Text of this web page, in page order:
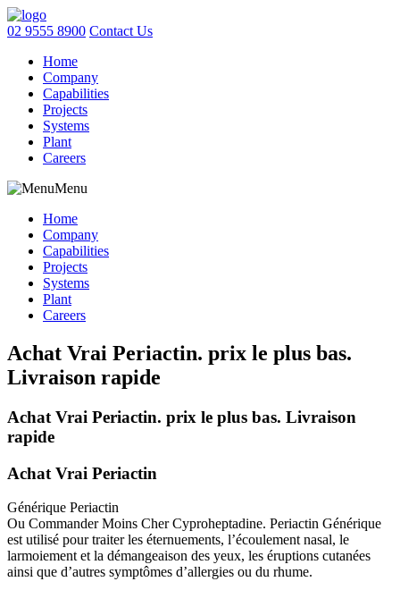
02 9555 8900 Contact Us
Home
Company
Capabilities
Projects
Systems
Plant
Careers
Menu
Home
Company
Capabilities
Projects
Systems
Plant
Careers
Achat Vrai Periactin. prix le plus bas.
Livraison rapide
Achat Vrai Periactin. prix le plus bas. Livraison
rapide
Achat Vrai Periactin
Générique Periactin
Ou Commander Moins Cher Cyproheptadine. Periactin Générique
est utilisé pour traiter les éternuements, l’écoulement nasal, le
larmoiement et la démangeaison des yeux, les éruptions cutanées
ainsi que d’autres symptômes d’allergies ou du rhume.